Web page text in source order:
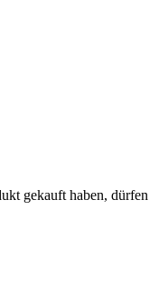
gekauft haben, dürfen